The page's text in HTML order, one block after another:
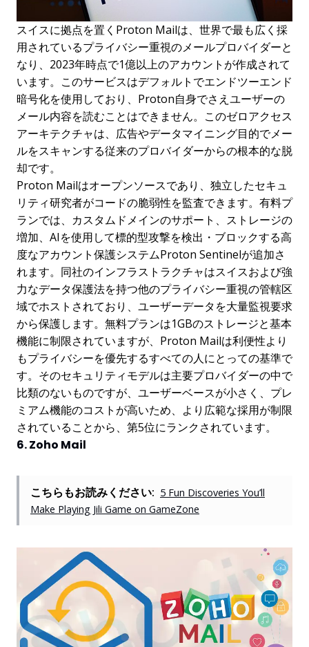
スイスに拠点を置くProton Mailは、世界で最も広く採
用されているプライバシー重視のメールプロバイダーと
なり、2023年時点で1億以上のアカウントが作成されて
います。このサービスはデフォルトでエンドツーエンド
暗号化を使用しており、Proton自身でさえユーザーの
メール内容を読むことはできません。このゼロアクセス
アーキテクチャは、広告やデータマイニング目的でメー
ルをスキャンする従来のプロバイダーからの根本的な脱
却です。
Proton Mailはオープンソースであり、独立したセキュ
リティ研究者がコードの脆弱性を監査できます。有料プ
ランでは、カスタムドメインのサポート、ストレージの
増加、AIを使用して標的型攻撃を検出・ブロックする高
度なアカウント保護システムProton Sentinelが追加さ
れます。同社のインフラストラクチャはスイスおよび強
力なデータ保護法を持つ他のプライバシー重視の管轄区
域でホストされており、ユーザーデータを大量監視要求
から保護します。無料プランは1GBのストレージと基本
機能に制限されていますが、Proton Mailは利便性より
もプライバシーを優先するすべての人にとっての基準で
す。そのセキュリティモデルは主要プロバイダーの中で
比類のないものですが、ユーザーベースが小さく、プレ
ミアム機能のコストが高いため、より広範な採用が制限
されていることから、第5位にランクされています。
6. Zoho Mail
こちらもお読みください: 5 Fun Discoveries You’ll
Make Playing Jili Game on GameZone